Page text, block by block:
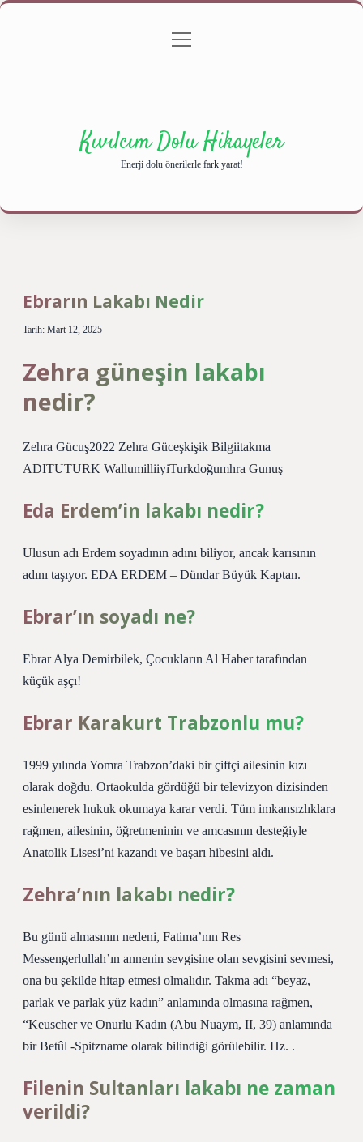
Gizlilik Politikası
menüyü
Kıvılcım Dolu Hikayeler
Enerji dolu önerilerle fark yarat!
Ebrarın Lakabı Nedir
Tarih: Mart 12, 2025
Zehra güneşin lakabı
nedir?
Zehra Gücuş2022 Zehra Güceşkişik Bilgiitakma
ADITUTURK WallumilliiyiTurkdoğumhra Gunuş
Eda Erdem’in lakabı nedir?
Ulusun adı Erdem soyadının adını biliyor, ancak karısının
adını taşıyor. EDA ERDEM – Dündar Büyük Kaptan.
Ebrar’ın soyadı ne?
Ebrar Alya Demirbilek, Çocukların Al Haber tarafından
küçük aşçı!
Ebrar Karakurt Trabzonlu mu?
1999 yılında Yomra Trabzon’daki bir çiftçi ailesinin kızı
olarak doğdu. Ortaokulda gördüğü bir televizyon dizisinden
esinlenerek hukuk okumaya karar verdi. Tüm imkansızlıklara
rağmen, ailesinin, öğretmeninin ve amcasının desteğiyle
Anatolik Lisesi’ni kazandı ve başarı hibesini aldı.
Zehra’nın lakabı nedir?
Bu günü almasının nedeni, Fatima’nın Res
Messengerlullah’ın annenin sevgisine olan sevgisini sevmesi,
ona bu şekilde hitap etmesi olmalıdır. Takma adı “beyaz,
parlak ve parlak yüz kadın” anlamında olmasına rağmen,
“Keuscher ve Onurlu Kadın (Abu Nuaym, II, 39) anlamında
bir Betûl -Spitzname olarak bilindiği görülebilir. Hz. .
Filenin Sultanları lakabı ne zaman
verildi?